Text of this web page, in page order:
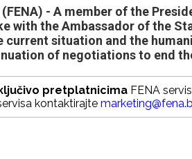
(FENA) - A member of the
with the Ambassador of the
current situation and the
of negotiations to end
pretplatnicima FENA
kontaktirajte